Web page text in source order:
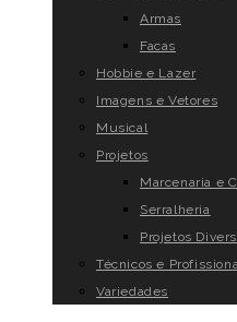
Armas
Facas
Hobbie e Lazer
Imagens e Vetores
Musical
Projetos
Marcenaria e
Serralheria
Projetos
Técnicos e
Variedades